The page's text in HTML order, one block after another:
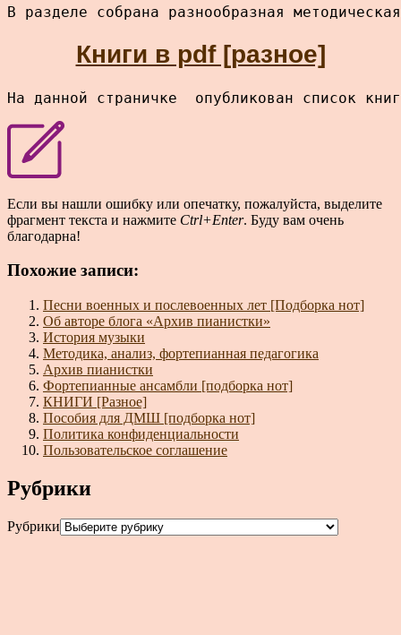
В разделе собрана разнообразная
Книги в pdf [разное]
На данной страничке  опубликован список
Если вы нашли ошибку или опечатку, пожалуйста, выделите
фрагмент текста и нажмите Ctrl+Enter. Буду вам очень
благодарна!
Похожие записи:
Песни военных и послевоенных лет [Подборка нот]
Об авторе блога «Архив пианистки»
История музыки
Методика, анализ, фортепианная педагогика
Архив пианистки
Фортепианные ансамбли [подборка нот]
КНИГИ [Разное]
Пособия для ДМШ [подборка нот]
Политика конфиденциальности
Пользовательское соглашение
Рубрики
Рубрики